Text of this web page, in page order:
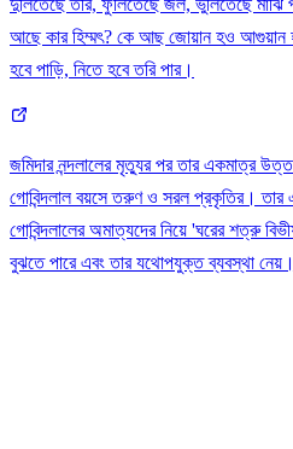
দুলিতেছে তরি, ফুলিতেছে জল, ভুলিতেছে মাঝি
আছে কার হিম্মৎ? কে আছ জোয়ান হও আগুয়ান
হবে পাড়ি, নিতে হবে তরি পার।
জমিদার নন্দলালের মৃত্যুর পর তার একমাত্র
গোবিন্দলাল বয়সে তরুণ ও সরল প্রকৃতির। তার
গোবিন্দলালের অমাত্যদের নিয়ে 'ঘরের শত্রু
বুঝতে পারে এবং তার যথোপযুক্ত ব্যবস্থা নেয়।